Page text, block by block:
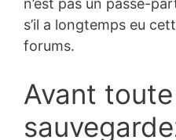
n’est pas un passe-
s’il a longtemps eu
forums.
Avant